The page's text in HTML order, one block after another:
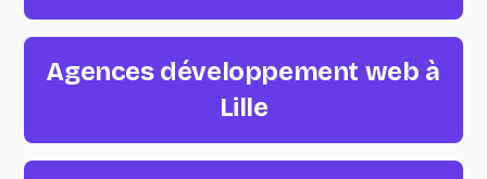
Agences développement web à
Lille